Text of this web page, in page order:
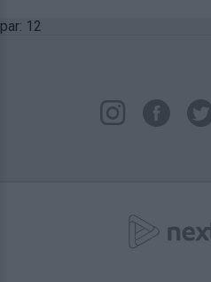
par: 12